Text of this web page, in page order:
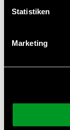
Statistiken
Marketing
Die Harvatek
Hsinchu,
Unternehmen
entwirft,